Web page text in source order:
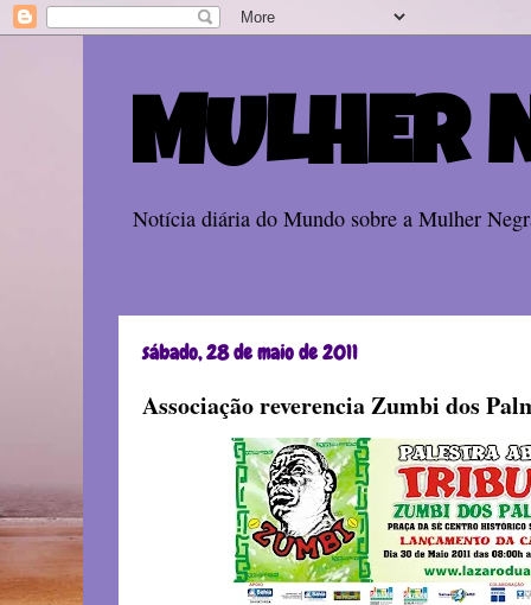
MULHER
Notícia diária do Mundo sobre a Mulher
sábado, 28 de maio de 2011
Associação reverencia Zumbi dos